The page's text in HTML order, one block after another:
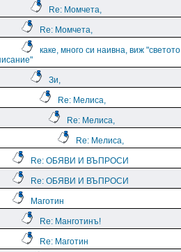
Re: Момчета,
Re: Момчета,
каке, много си наивна, виж "светото
Зи,
Re: Мелиса,
Re: Мелиса,
Re: Мелиса,
Re: ОБЯВИ И ВЪПРОСИ
Re: ОБЯВИ И ВЪПРОСИ
Маготин
Re: Манготинъ!
Re: Маготин